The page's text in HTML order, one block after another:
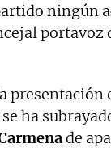
ningún
portavoz
presentación
ha
de